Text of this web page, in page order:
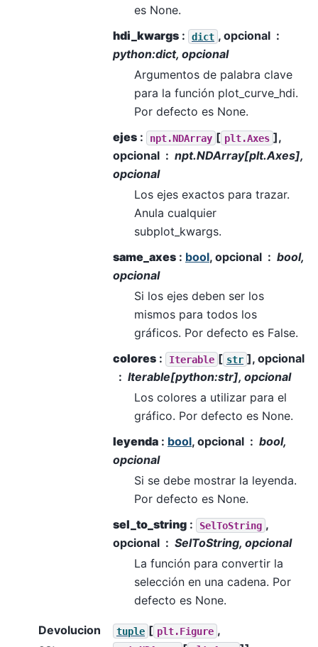
es None.
hdi_kwargs : dict , opcional
python:dict, opcional
Argumentos de palabra clave
para la función plot_curve_hdi.
Por defecto es None.
ejes : npt.NDArray [ plt.Axes ],
opcional
npt.NDArray[plt.Axes],
opcional
Los ejes exactos para trazar.
Anula cualquier
subplot_kwargs.
same_axes : bool, opcional
bool,
opcional
Si los ejes deben ser los
mismos para todos los
gráficos. Por defecto es False.
colores : Iterable [ str ], opcional
Iterable[python:str], opcional
Los colores a utilizar para el
gráfico. Por defecto es None.
leyenda : bool, opcional
bool,
opcional
Si se debe mostrar la leyenda.
Por defecto es None.
sel_to_string : SelToString ,
opcional
SelToString, opcional
La función para convertir la
selección en una cadena. Por
defecto es None.
Devolucion
tuple [ plt.Figure ,